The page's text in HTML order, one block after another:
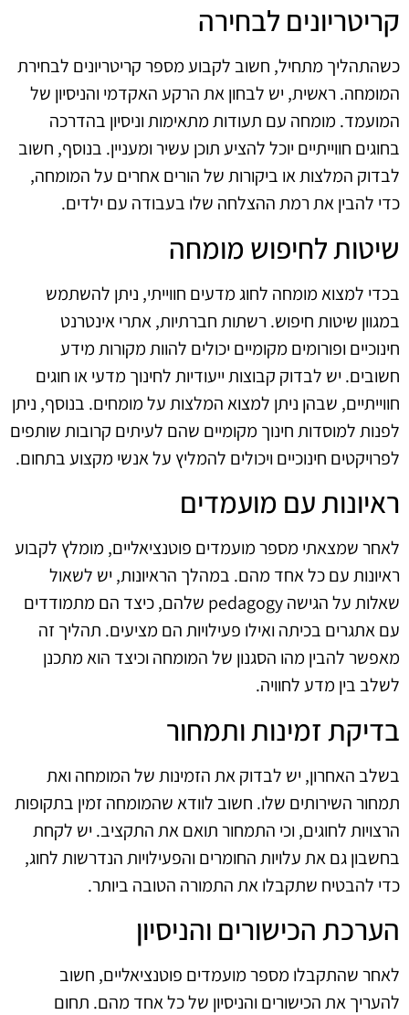
קריטריונים לבחירה
כשהתהליך מתחיל, חשוב לקבוע מספר קריטריונים לבחירת
המומחה. ראשית, יש לבחון את הרקע האקדמי והניסיון של
המועמד. מומחה עם תעודות מתאימות וניסיון בהדרכה
בחוגים חווייתיים יוכל להציע תוכן עשיר ומעניין. בנוסף, חשוב
לבדוק המלצות או ביקורות של הורים אחרים על המומחה,
כדי להבין את רמת ההצלחה שלו בעבודה עם ילדים.
שיטות לחיפוש מומחה
בכדי למצוא מומחה לחוג מדעים חווייתי, ניתן להשתמש
במגוון שיטות חיפוש. רשתות חברתיות, אתרי אינטרנט
חינוכיים ופורומים מקומיים יכולים להוות מקורות מידע
חשובים. יש לבדוק קבוצות ייעודיות לחינוך מדעי או חוגים
חווייתיים, שבהן ניתן למצוא המלצות על מומחים. בנוסף, ניתן
לפנות למוסדות חינוך מקומיים שהם לעיתים קרובות שותפים
לפרויקטים חינוכיים ויכולים להמליץ על אנשי מקצוע בתחום.
ראיונות עם מועמדים
לאחר שמצאתי מספר מועמדים פוטנציאליים, מומלץ לקבוע
ראיונות עם כל אחד מהם. במהלך הראיונות, יש לשאול
שאלות על הגישה pedagogy שלהם, כיצד הם מתמודדים
עם אתגרים בכיתה ואילו פעילויות הם מציעים. תהליך זה
מאפשר להבין מהו הסגנון של המומחה וכיצד הוא מתכנן
לשלב בין מדע לחוויה.
בדיקת זמינות ותמחור
בשלב האחרון, יש לבדוק את הזמינות של המומחה ואת
תמחור השירותים שלו. חשוב לוודא שהמומחה זמין בתקופות
הרצויות לחוגים, וכי התמחור תואם את התקציב. יש לקחת
בחשבון גם את עלויות החומרים והפעילויות הנדרשות לחוג,
כדי להבטיח שתקבלו את התמורה הטובה ביותר.
הערכת הכישורים והניסיון
לאחר שהתקבלו מספר מועמדים פוטנציאליים, חשוב
להעריך את הכישורים והניסיון של כל אחד מהם. תחום